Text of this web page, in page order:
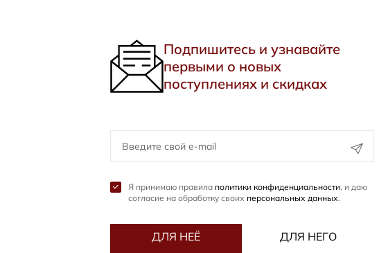
Подпишитесь и узнавайте
первыми о новых
поступлениях и скидках
Я принимаю правила политики конфиденциальности, и даю
согласие на обработку своих персональных данных.
ДЛЯ НЕЁ ДЛЯ НЕГО